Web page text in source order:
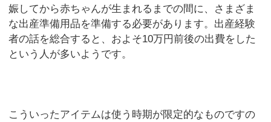
娠してから赤ちゃんが生まれるまでの間に、さまざま
な出産準備用品を準備する必要があります。出産経験
者の話を総合すると、およそ10万円前後の出費をした
という人が多いようです。
こういったアイテムは使う時期が限定的なものですの